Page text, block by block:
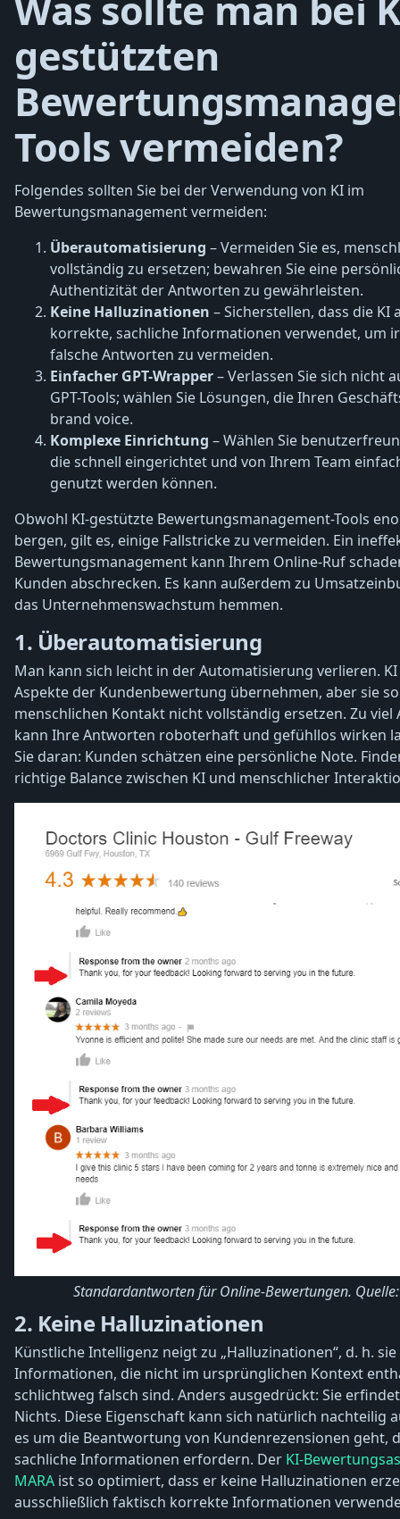
Was sollte man bei
gestützten
Tools vermeiden?
Folgendes sollten Sie bei der Verwendung von KI im
Bewertungsmanagement vermeiden:
Überautomatisierung – Vermeiden Sie es,
vollständig zu ersetzen; bewahren Sie eine
Authentizität der Antworten zu gewährleisten.
Keine Halluzinationen – Sicherstellen, dass die KI
korrekte, sachliche Informationen verwendet, um
falsche Antworten zu vermeiden.
Einfacher GPT-Wrapper– Verlassen Sie sich nicht
GPT-Tools; wählen Sie Lösungen, die Ihren
brand voice.
Komplexe Einrichtung – Wählen Sie
die schnell eingerichtet und von Ihrem Team
genutzt werden können.
Obwohl KI-gestützte Bewertungsmanagement-Tools
bergen, gilt es, einige Fallstricke zu vermeiden. Ein
Bewertungsmanagement kann Ihrem Online-Ruf
Kunden abschrecken. Es kann außerdem zu
das Unternehmenswachstum hemmen.
1. Überautomatisierung
Man kann sich leicht in der Automatisierung verlieren.
Aspekte der Kundenbewertung übernehmen, aber sie
menschlichen Kontakt nicht vollständig ersetzen. Zu
kann Ihre Antworten roboterhaft und gefühllos wirken
Sie daran: Kunden schätzen eine persönliche Note.
richtige Balance zwischen KI und menschlicher
Standardantworten für Online-Bewertungen.
2. Keine Halluzinationen
Künstliche Intelligenz neigt zu „Halluzinationen“, d. h.
Informationen, die nicht im ursprünglichen Kontext
schlichtweg falsch sind. Anders ausgedrückt: Sie
Nichts. Diese Eigenschaft kann sich natürlich nachteilig
es um die Beantwortung von Kundenrezensionen geht,
sachliche Informationen erfordern. Der KI-
MARA ist so optimiert, dass er keine Halluzinationen
ausschließlich faktisch korrekte Informationen